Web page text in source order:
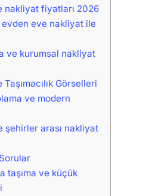
nakliyat fiyatları 2026
eve nakliyat ile
ve kurumsal nakliyat
Görselleri
ve modern
şehirler arası nakliyat
taşıma ve küçük